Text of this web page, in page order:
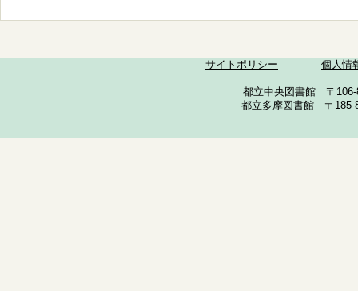
サイトポリシー 個人情
都立中央図書館 〒
都立多摩図書館 〒185-